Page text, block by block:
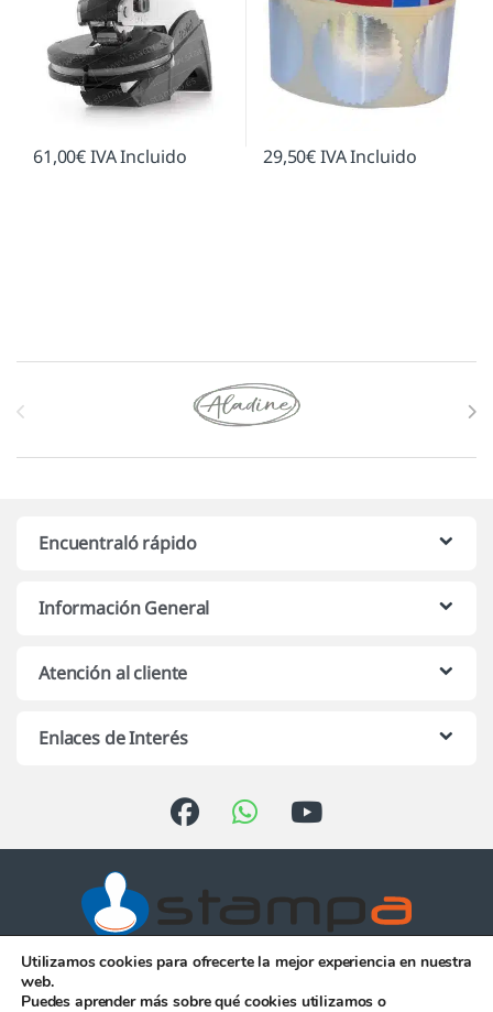
61,00€IVA Incluido 29,50€IVA Incluido
Marcas De Carrusel
Encuentraló rápido
Información General
Atención al cliente
Enlaces de Interés
Atención telefónica de 10:00 h.
a 13:00 h. de Lunes a Viernes
Utilizamos cookies para ofrecerte la mejor experiencia en nuestra
web.
Puedes aprender más sobre qué cookies utilizamos o